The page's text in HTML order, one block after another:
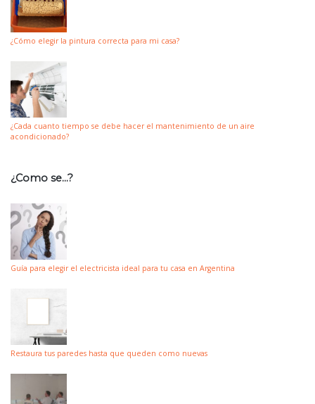
¿Cómo elegir la pintura correcta para mi casa?
¿Cada cuanto tiempo se debe hacer el mantenimiento de un aire
acondicionado?
¿Como se…?
Guía para elegir el electricista ideal para tu casa en Argentina
Restaura tus paredes hasta que queden como nuevas